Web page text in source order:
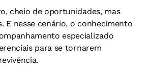
cheio de oportunidades, mas
E nesse cenário, o conhecimento
especializado
para se tornarem